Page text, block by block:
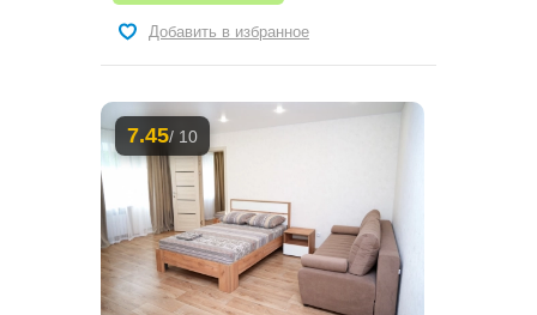
Добавить в избранное
7.45/ 10